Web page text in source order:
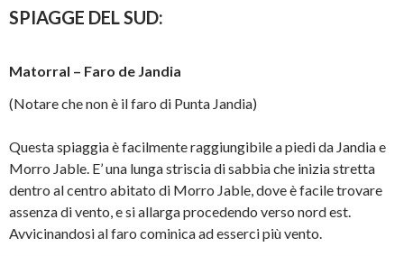
SPIAGGE DEL SUD:
Matorral – Faro de Jandia
(Notare che non è il faro di Punta Jandia)
Questa spiaggia è facilmente raggiungibile a piedi da Jandia e
Morro Jable. E’ una lunga striscia di sabbia che inizia stretta
dentro al centro abitato di Morro Jable, dove è facile trovare
assenza di vento, e si allarga procedendo verso nord est.
Avvicinandosi al faro cominica ad esserci più vento.